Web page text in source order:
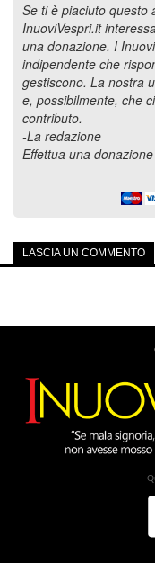
Se ti è piaciuto questo
InuoviVespri.it
una donazione. I
indipendente che
gestiscono. La nostra
e, possibilmente, che
contributo.
-La redazione
Effettua una
LASCIA UN COMMENTO